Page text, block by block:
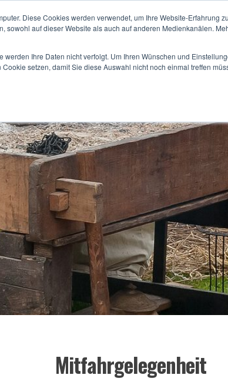
Diese Cookies werden verwendet, um Ihre Website-Erfahrung
sowohl auf dieser Website als auch auf anderen Medienkanälen.
werden Ihre Daten nicht verfolgt. Um Ihren Wünschen und
setzen, damit Sie diese Auswahl nicht noch einmal treffen
Einladung Jobangebot Kontakt
EVENT DUAL - ZEITREISEN
Mitfahrgelegenheit
Mit der weiteren Verwendung stimmst du dem